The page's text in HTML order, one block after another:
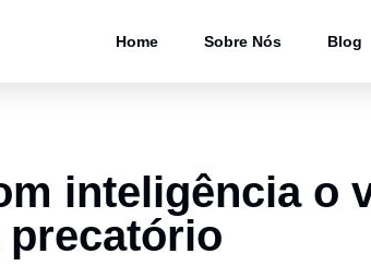
Home Sobre Nós Blog
inteligência o
precatório